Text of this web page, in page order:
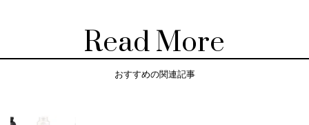
Read More
おすすめの関連記事